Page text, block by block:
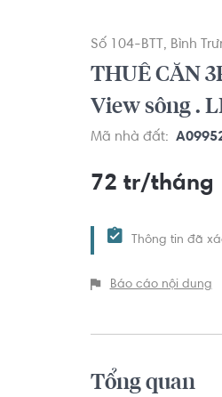
Số 104-BTT Bình
THUÊ CĂN
View sông .
Mã nhà đất:
72 tr/tháng
Thông tin đã
Báo cáo nội dung
Tổng quan